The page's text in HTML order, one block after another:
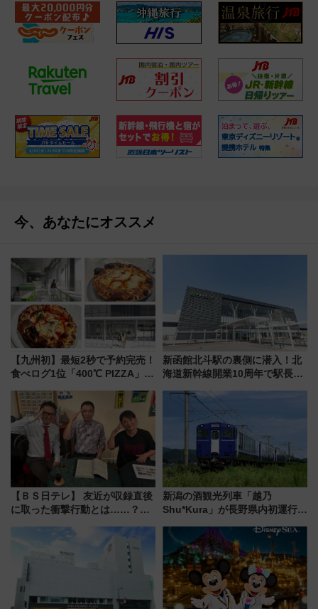
今、あなたにオススメ
【九州初】最短2秒で予約完売！
食べログ1位「400℃ PIZZA」が
プン。もつ鍋風など限定メニュ
ーも
新函館北斗駅の裏側に潜入！北
海道新幹線開業10周年で駅長
ト 参加方法や体験内容を紹介
【ＢＳ日テレ】 友近が収録直後
に取った衝撃行動とは……？
で極上の夏祭り鉄道旅を放送
新潟の酒観光列車「越乃
Shu*Kura」が長野県内初運行！
別企画